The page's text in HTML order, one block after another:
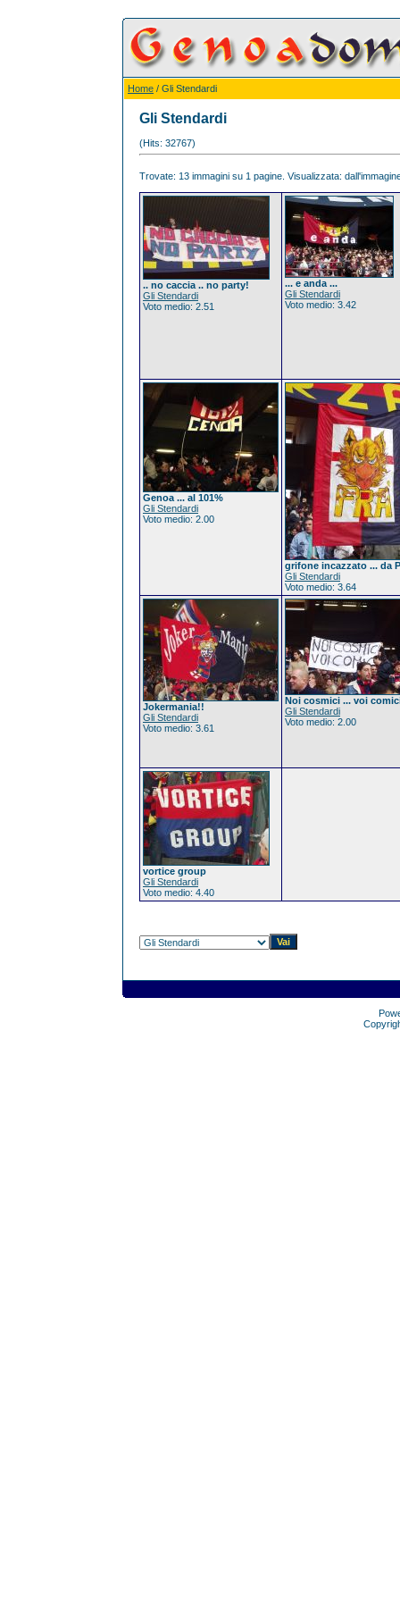
Home / Gli Stendardi
Gli Stendardi
(Hits: 32767)
Trovate: 13 immagini su 1 pagine. Visualizzata:
.. no caccia .. no party!
Gli Stendardi
Voto medio: 2.51
... e anda ...
Gli Stendardi
Voto medio: 3.42
Genoa ... al 101%
Gli Stendardi
Voto medio: 2.00
grifone incazzato ... da
Gli Stendardi
Voto medio: 3.64
Jokermania!!
Gli Stendardi
Voto medio: 3.61
Noi cosmici ... voi
Gli Stendardi
Voto medio: 2.00
vortice group
Gli Stendardi
Voto medio: 4.40